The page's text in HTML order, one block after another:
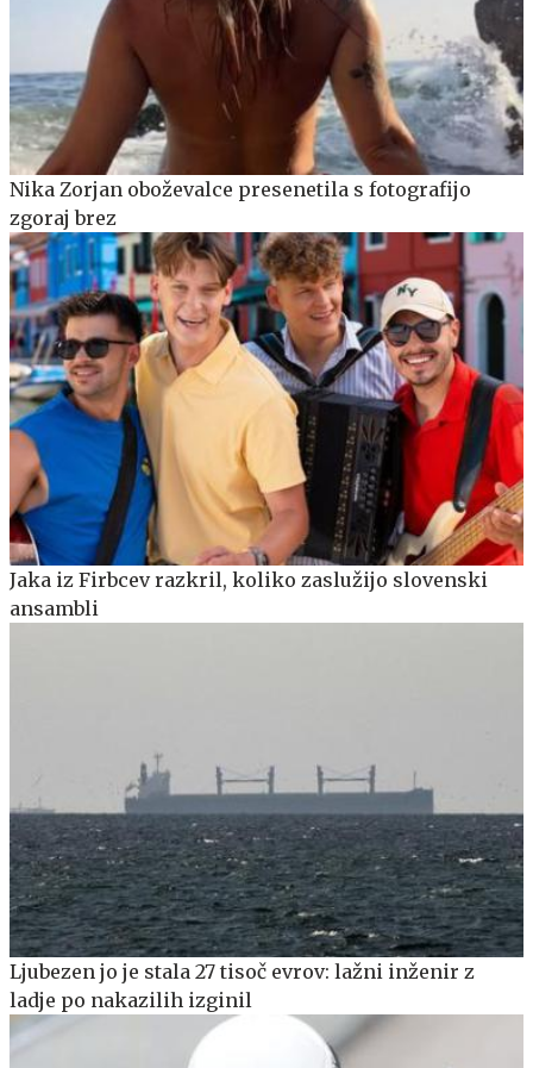
Nika Zorjan oboževalce presenetila s fotografijo
zgoraj brez
Jaka iz Firbcev razkril, koliko zaslužijo slovenski
ansambli
Ljubezen jo je stala 27 tisoč evrov: lažni inženir z
ladje po nakazilih izginil